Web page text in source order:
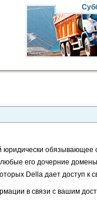
юридически обязывающее
его дочерние
Della дает доступ к
в связи с вашим